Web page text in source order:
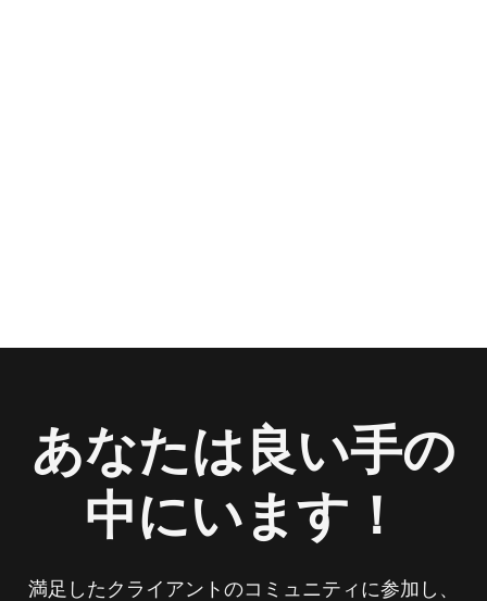
あなたは良い手の
中にいます！
満足したクライアントのコミュニティに参加し、